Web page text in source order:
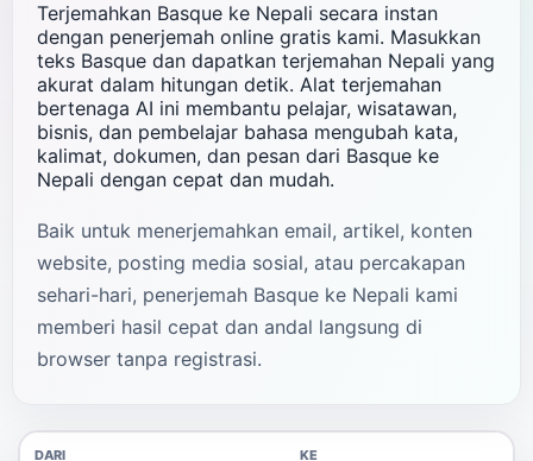
Terjemahkan Basque ke Nepali secara instan
dengan penerjemah online gratis kami. Masukkan
teks Basque dan dapatkan terjemahan Nepali yang
akurat dalam hitungan detik. Alat terjemahan
bertenaga AI ini membantu pelajar, wisatawan,
bisnis, dan pembelajar bahasa mengubah kata,
kalimat, dokumen, dan pesan dari Basque ke
Nepali dengan cepat dan mudah.
Baik untuk menerjemahkan email, artikel, konten
website, posting media sosial, atau percakapan
sehari-hari, penerjemah Basque ke Nepali kami
memberi hasil cepat dan andal langsung di
browser tanpa registrasi.
DARI KE